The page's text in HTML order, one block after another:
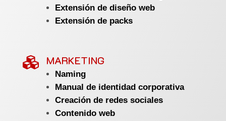
Extensión de diseño web
Extensión de packs
 MARKETING
Naming
Manual de identidad corporativa
Creación de redes sociales
Contenido web